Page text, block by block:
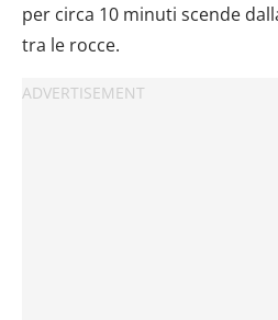
per circa 10 minuti scende
tra le rocce.